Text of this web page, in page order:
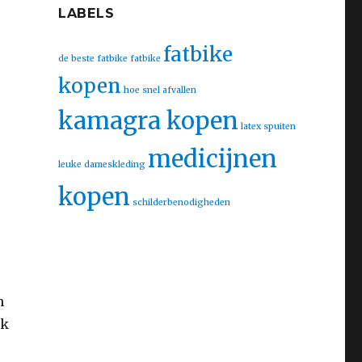
LABELS
de beste fatbike fatbike fatbike
kopen hoe snel afvallen
kamagra kopen latex spuiten
leuke dameskleding medicijnen
kopen schilderbenodigheden